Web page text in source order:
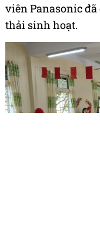
viên Panasonic
thải sinh hoạt.